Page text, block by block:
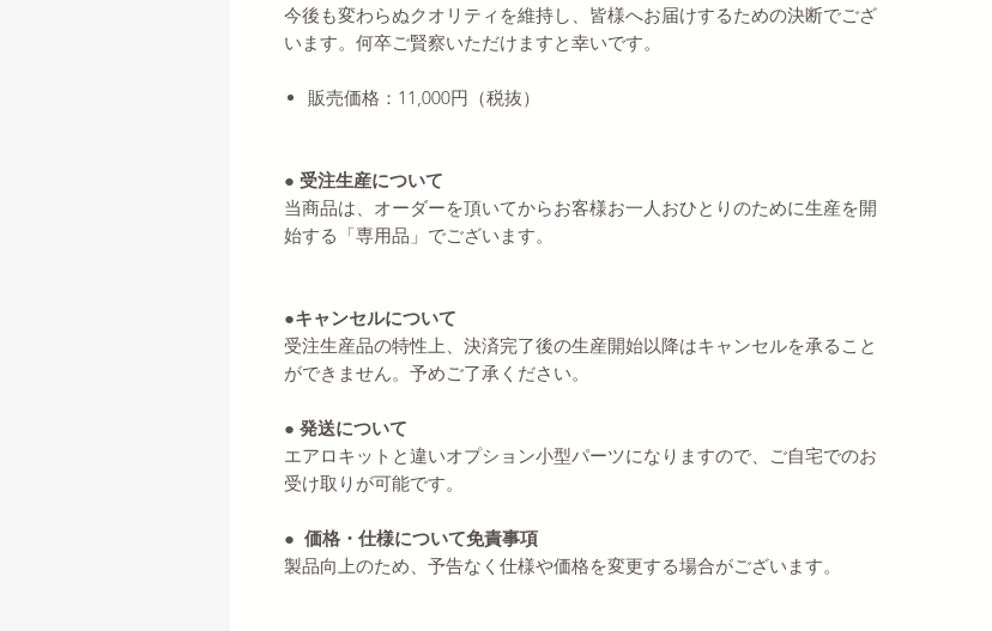
今後も変わらぬクオリティを維持し、皆様へお届けするための決断でござ
います。何卒ご賢察いただけますと幸いです。
販売価格：11,000円（税抜）
● 受注生産について
当商品は、オーダーを頂いてからお客様お一人おひとりのために生産を開
始する「専用品」でございます。
●キャンセルについて
受注生産品の特性上、決済完了後の生産開始以降はキャンセルを承ること
ができません。予めご了承ください。
● 発送について
エアロキットと違いオプション小型パーツになりますので、ご自宅でのお
受け取りが可能です。
● 価格・仕様について免責事項
製品向上のため、予告なく仕様や価格を変更する場合がございます。